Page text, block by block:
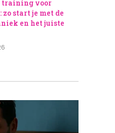
training voor
start je met de
en het juiste